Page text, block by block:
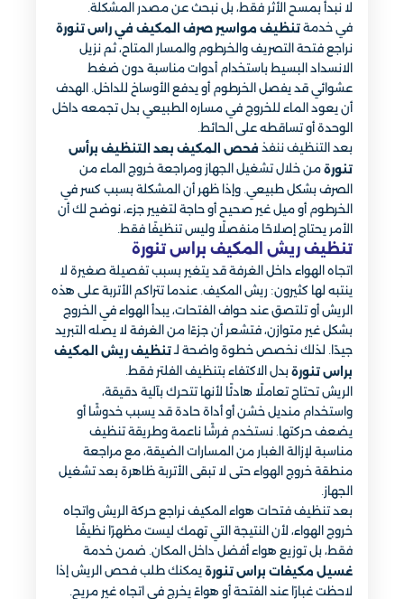
لا نبدأ بمسح الأثر فقط، بل نبحث عن مصدر المشكلة.
في خدمة تنظيف مواسير صرف المكيف في راس تنورة
نراجع فتحة التصريف والخرطوم والمسار المتاح، ثم نزيل
الانسداد البسيط باستخدام أدوات مناسبة دون ضغط
عشوائي قد يفصل الخرطوم أو يدفع الأوساخ للداخل. الهدف
أن يعود الماء للخروج في مساره الطبيعي بدل تجمعه داخل
الوحدة أو تساقطه على الحائط.
بعد التنظيف ننفذ فحص المكيف بعد التنظيف برأس
تنورة من خلال تشغيل الجهاز ومراجعة خروج الماء من
الصرف بشكل طبيعي. وإذا ظهر أن المشكلة بسبب كسر في
الخرطوم أو ميل غير صحيح أو حاجة لتغيير جزء، نوضح لك أن
الأمر يحتاج إصلاحًا منفصلًا وليس تنظيفًا فقط.
تنظيف ريش المكيف براس تنورة
اتجاه الهواء داخل الغرفة قد يتغير بسبب تفصيلة صغيرة لا
ينتبه لها كثيرون: ريش المكيف. عندما تتراكم الأتربة على هذه
الريش أو تلتصق عند حواف الفتحات، يبدأ الهواء في الخروج
بشكل غير متوازن، فتشعر أن جزءًا من الغرفة لا يصله التبريد
جيدًا. لذلك نخصص خطوة واضحة لـ تنظيف ريش المكيف
براس تنورة بدل الاكتفاء بتنظيف الفلتر فقط.
الريش تحتاج تعاملًا هادئًا لأنها تتحرك بآلية دقيقة،
واستخدام منديل خشن أو أداة حادة قد يسبب خدوشًا أو
يضعف حركتها. نستخدم فرشًا ناعمة وطريقة تنظيف
مناسبة لإزالة الغبار من المسارات الضيقة، مع مراجعة
منطقة خروج الهواء حتى لا تبقى الأتربة ظاهرة بعد تشغيل
الجهاز.
بعد تنظيف فتحات هواء المكيف نراجع حركة الريش واتجاه
خروج الهواء، لأن النتيجة التي تهمك ليست مظهرًا نظيفًا
فقط، بل توزيع هواء أفضل داخل المكان. ضمن خدمة
غسيل مكيفات براس تنورة يمكنك طلب فحص الريش إذا
لاحظت غبارًا عند الفتحة أو هواءً يخرج في اتجاه غير مريح.